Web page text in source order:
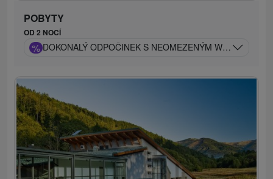
POBYTY
OD 2 NOCÍ
% DOKONALÝ ODPOČINEK S NEOMEZENÝM WELLNESS